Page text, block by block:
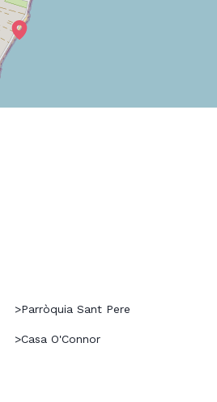
>Parròquia Sant Pere
>Casa O'Connor